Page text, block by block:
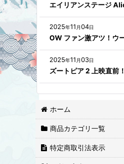
エイリアンステージ
2025年11 月04日
OW ファン激アツ！ウ
2025年11 月03日
ズートピア 2 上映直前
ホーム
商品カテゴリ一覧
特定商取引法表示